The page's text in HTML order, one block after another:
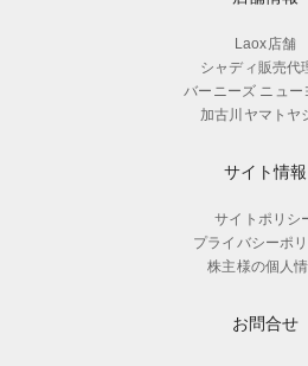
Laox店舗
シャディ販売代
バーニーズ ニュー
加古川ヤマトヤ
サイト情報
サイトポリシ
プライバシーポ
株主様の個人
お問合せ